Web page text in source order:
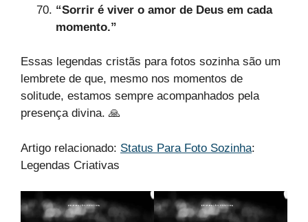
“Sorrir é viver o amor de Deus em cada
momento.”
Essas legendas cristãs para fotos sozinha são um
lembrete de que, mesmo nos momentos de
solitude, estamos sempre acompanhados pela
presença divina. 🙏
Artigo relacionado: Status Para Foto Sozinha:
Legendas Criativas